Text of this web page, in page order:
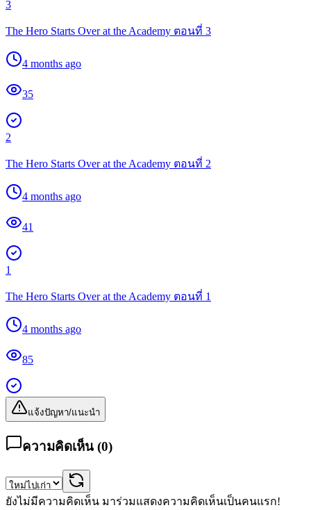
3
The Hero Starts Over at the Academy ตอนที่ 3
4 months ago
35
2
The Hero Starts Over at the Academy ตอนที่ 2
4 months ago
41
1
The Hero Starts Over at the Academy ตอนที่ 1
4 months ago
85
แจ้งปัญหา/แนะนำ
ความคิดเห็น (0)
ยังไม่มีความคิดเห็น มาร่วมแสดงความคิดเห็นเป็นคนแรก!